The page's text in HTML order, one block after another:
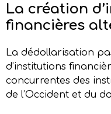
La création d’i
financières a
La dédollarisation
d’institutions
concurrentes des
de l’Occident et du